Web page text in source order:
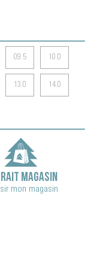
09.5 10.0
13.0 14.0
MAGASIN
mon magasin